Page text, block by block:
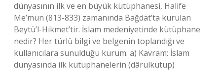
dünyasının ilk ve en büyük kütüphanesi, Halife
Me’mun (813-833) zamanında Bağdat’ta kurulan
Beytü’l-Hikmet’tir. İslam medeniyetinde kütüphane
nedir? Her türlü bilgi ve belgenin toplandığı ve
kullanıcılara sunulduğu kurum. a) Kavram: İslam
dünyasında ilk kütüphanelerin (dârülkütüp)